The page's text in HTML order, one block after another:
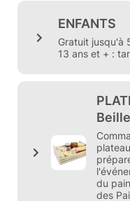
ENFANTS
Gratuit jusqu'à
13 ans et + :
du
des